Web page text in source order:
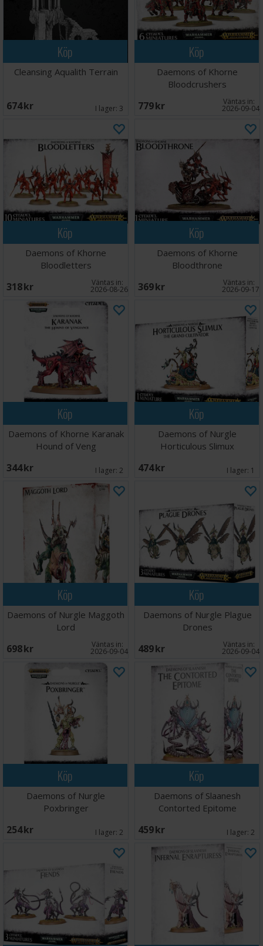
Köp
Cleansing Aqualith Terrain
674 SEK I lager: 3
Köp
Daemons of Khorne
Bloodcrushers
779 SEK Väntas in:
2026-09-04
Köp
Daemons of Khorne
Bloodletters
318 SEK Väntas in:
2026-08-26
Köp
Daemons of Khorne
Bloodthrone
369 SEK Väntas in:
2026-09-17
Köp
Daemons of Khorne Karanak
Hound of Veng
344 SEK I lager: 2
Köp
Daemons of Nurgle
Horticulous Slimux
474 SEK I lager: 1
Köp
Daemons of Nurgle Maggoth
Lord
698 SEK Väntas in:
2026-09-04
Köp
Daemons of Nurgle Plague
Drones
489 SEK Väntas in:
2026-09-04
Köp
Daemons of Nurgle
Poxbringer
254 SEK I lager: 2
Köp
Daemons of Slaanesh
Contorted Epitome
459 SEK I lager: 2